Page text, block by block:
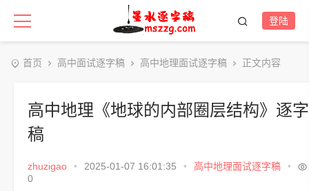
登陆
首页 高中面试逐字稿 高中地理面试逐字稿 正文内容
高中地理《地球的内部圈层结构》逐字
稿
zhuzigao • 2025-01-07 16:01:35 • 高中地理面试逐字稿
•
0